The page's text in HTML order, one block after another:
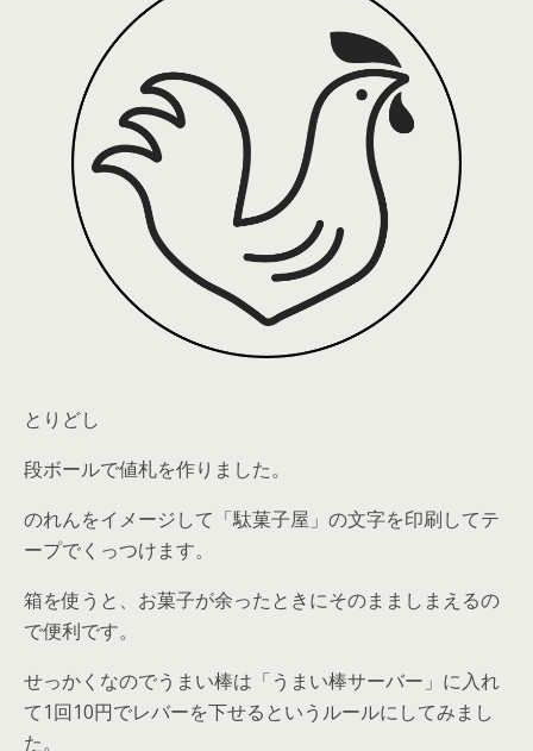
とりどし
段ボールで値札を作りました。
のれんをイメージして「駄菓子屋」の文字を印刷してテ
ープでくっつけます。
箱を使うと、お菓子が余ったときにそのまましまえるの
で便利です。
せっかくなのでうまい棒は「うまい棒サーバー」に入れ
て1回10円でレバーを下せるというルールにしてみまし
た。